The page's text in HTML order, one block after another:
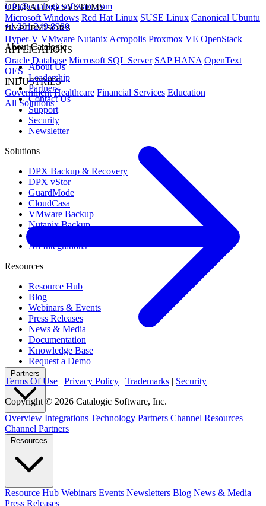
OPERATING SYSTEMS
Microsoft Windows Red Hat Linux SUSE Linux Canonical Ubuntu
HYPERVISORS
Hyper-V VMware Nutanix Acropolis Proxmox VE OpenStack
APPLICATIONS
Oracle Database Microsoft SQL Server SAP HANA OpenText
OES
INDUSTRIES
Government Healthcare Financial Services Education
All Solutions
Partners
Overview Integrations Technology Partners Channel Resources
Channel Partners
Resources
Resource Hub Webinars Events Newsletters Blog News & Media
Press Releases
info@catalogicsoftware.com
+1 201 249 8980
About Catalogic
About Us
Leadership
Partners
Contact Us
Support
Security
Newsletter
Solutions
DPX Backup & Recovery
DPX vStor
GuardMode
CloudCasa
VMware Backup
Nutanix Backup
All Integrations
Resources
Resource Hub
Blog
Webinars & Events
Press Releases
News & Media
Documentation
Knowledge Base
Request a Demo
Terms Of Use | Privacy Policy | Trademarks | Security
Copyright © 2026 Catalogic Software, Inc.